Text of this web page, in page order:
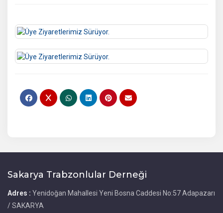
Sakarya Trabzonlular Derneği
Adres : Yenidoğan Mahallesi Yeni Bosna Caddesi No:57 Adapazarı
/ SAKARYA